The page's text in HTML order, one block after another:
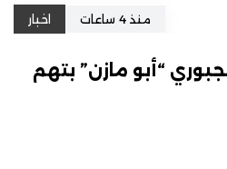
منذ 4 ساعات اخبار
“أبو مازن” بتهم